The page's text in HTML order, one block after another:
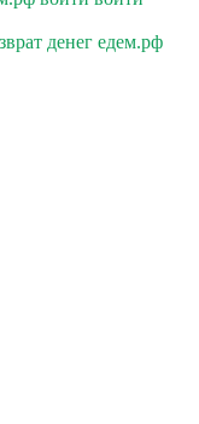
денег едем.рф